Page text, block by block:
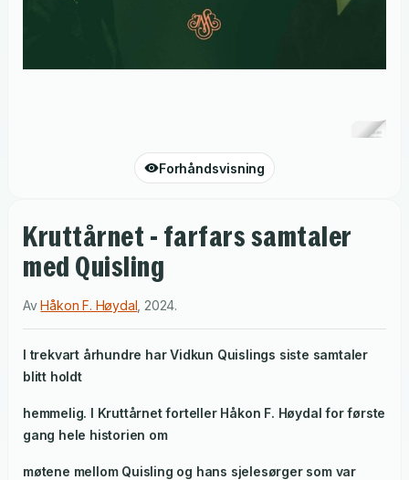
Forhåndsvisning
Kruttårnet - farfars samtaler
med Quisling
AvHåkon F. Høydal 2024.
I trekvart århundre har Vidkun Quislings siste samtaler
blitt holdt
hemmelig. I Kruttårnetforteller Håkon F. Høydal for første
gang hele historien om
møtene mellom Quisling og hans sjelesørger som var